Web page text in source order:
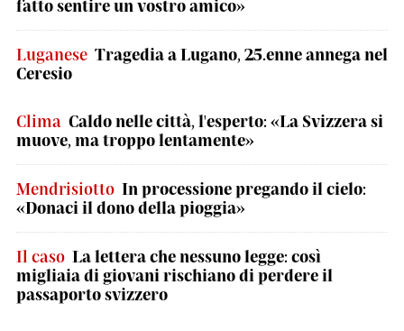
fatto sentire un vostro amico»
Luganese Tragedia a Lugano, 25.enne annega nel
Ceresio
Clima Caldo nelle città, l'esperto: «La Svizzera si
muove, ma troppo lentamente»
Mendrisiotto In processione pregando il cielo:
«Donaci il dono della pioggia»
Il caso La lettera che nessuno legge: così
migliaia di giovani rischiano di perdere il
passaporto svizzero